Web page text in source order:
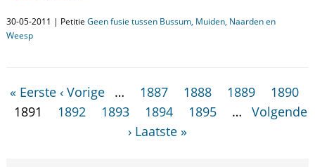
30-05-2011 | Petitie Geen fusie tussen Bussum, Muiden, Naarden en
Weesp
« Eerste ‹ Vorige … 1887 1888 1889
1890
1891
1892 1893 1894 1895 …
Volgende
› Laatste »